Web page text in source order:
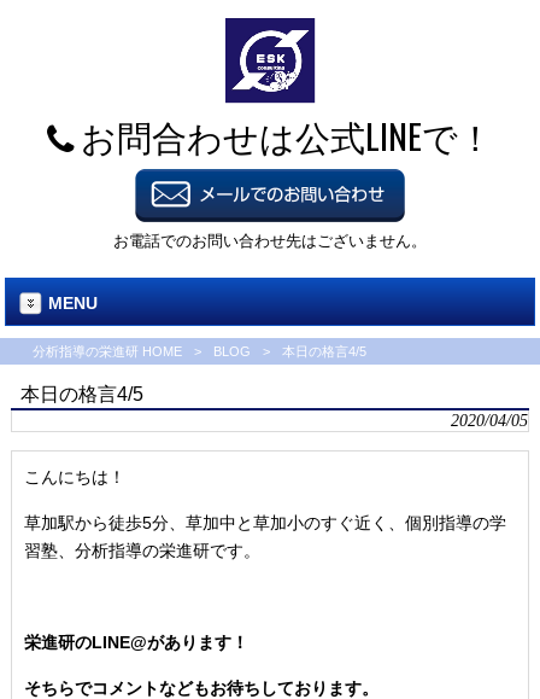
お問合わせは公式LINEで！
お電話でのお問い合わせ先はございません。
MENU
分析指導の栄進研 HOME > BLOG > 本日の格言4/5
本日の格言4/5
2020/04/05
こんにちは！
草加駅から徒歩5分、草加中と草加小のすぐ近く、個別指導の学
習塾、分析指導の栄進研です。
栄進研のLINE@があります！
そちらでコメントなどもお待ちしております。